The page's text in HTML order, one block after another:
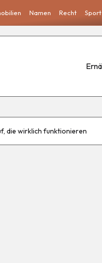
Namen Recht Sport
die wirklich funktionieren